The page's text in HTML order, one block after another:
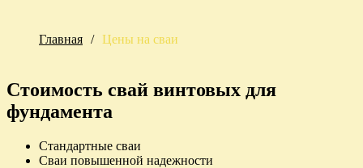
Главная / Цены на сваи
Стоимость свай винтовых для
фундамента
Cтандартные сваи
Сваи повышенной надежности